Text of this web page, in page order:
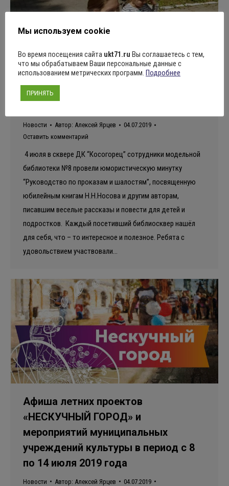
“Руководство по проказам и
Новости Автор: Алексей Ярцев
04.07.2019
Оставить комментарий
4 июля в сквере ДК “Косогорец” сотрудники модельной
библиотеки №8 провели юмористическую минутку
“Руководство по проказам и шалостям”, посвященную
юбилейным книгам Н.Н.Носова и другим авторам,
писавшим веселые рассказы и повести для детей и
подростков. Каждый посетивший библиосквер нашёл
для себя, что – то интересное и полезное. Ребята с
удовольствием участвовали…
Афиша летних проектов
«НЕСКУЧНЫЙ ГОРОД» и
мероприятий муниципальных
учреждений культуры в период с 8
по 14 июля 2019 года
Новости Автор: Алексей Ярцев
04.07.2019
Мы используем cookie
Во время посещения сайта ukt71.ru Вы соглашаетесь с тем,
что мы обрабатываем Ваши персональные данные с
использованием метрических программ. Подробнее
ПРИНЯТЬ